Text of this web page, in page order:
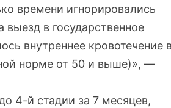
времени игнорировались
в государственное
внутреннее кровотечение
норме от 50 и выше)», —
4-й стадии за 7 месяцев,